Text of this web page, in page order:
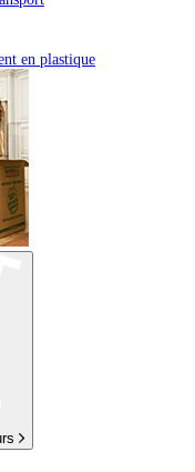
en plastique